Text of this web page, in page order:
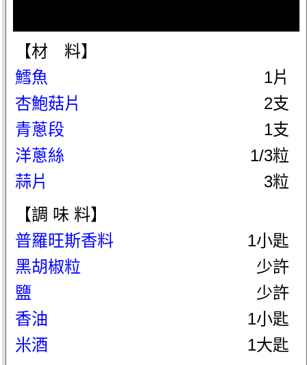
【材 料】
鱈魚
1片
杏鮑菇片
2支
青蔥段
1支
洋蔥絲
1/3粒
蒜片
3粒
【調 味 料】
普羅旺斯香料
1小匙
黑胡椒粒
少許
鹽
少許
香油
1小匙
米酒
1大匙